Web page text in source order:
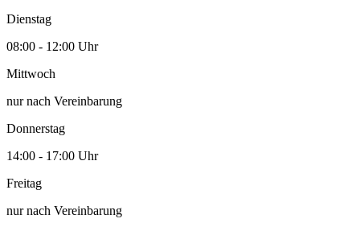
Dienstag
08:00 - 12:00 Uhr
Mittwoch
nur nach Vereinbarung
Donnerstag
14:00 - 17:00 Uhr
Freitag
nur nach Vereinbarung